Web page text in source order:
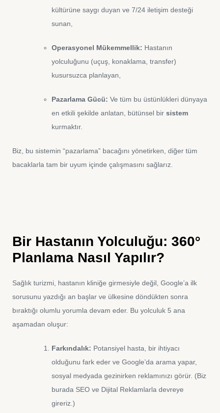
kültürüne saygı duyan ve 7/24 iletişim desteği
sunan,
Operasyonel Mükemmellik: Hastanın
yolculuğunu (uçuş, konaklama, transfer)
kusursuzca planlayan,
Pazarlama Gücü: Ve tüm bu üstünlükleri dünyaya
en etkili şekilde anlatan, bütünsel bir sistem
kurmaktır.
Biz, bu sistemin “pazarlama” bacağını yönetirken, diğer tüm
bacaklarla tam bir uyum içinde çalışmasını sağlarız.
Bir Hastanın Yolculuğu: 360°
Planlama Nasıl Yapılır?
Sağlık turizmi, hastanın kliniğe girmesiyle değil, Google’a ilk
sorusunu yazdığı an başlar ve ülkesine döndükten sonra
bıraktığı olumlu yorumla devam eder. Bu yolculuk 5 ana
aşamadan oluşur:
Farkındalık: Potansiyel hasta, bir ihtiyacı
olduğunu fark eder ve Google’da arama yapar,
sosyal medyada gezinirken reklamınızı görür. (Biz
burada SEO ve Dijital Reklamlarla devreye
gireriz.)